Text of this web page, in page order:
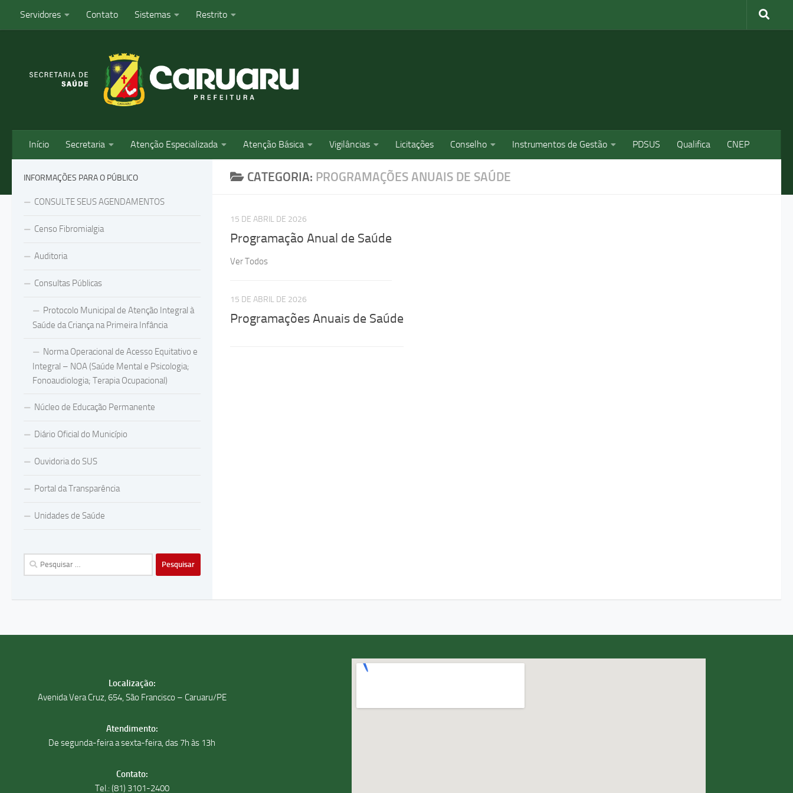
Skip to content
Servidores Contato Sistemas Restrito
Início Secretaria Atenção Especializada Atenção Básica Vigilâncias Licitações Conselho Instrumentos de Gestão PDSUS Qualifica CNEP
CATEGORIA: PROGRAMAÇÕES ANUAIS DE SAÚDE
15 DE ABRIL DE 2026
Programação Anual de Saúde
Ver Todos
15 DE ABRIL DE 2026
Programações Anuais de Saúde
INFORMAÇÕES PARA O PÚBLICO
CONSULTE SEUS AGENDAMENTOS
Censo Fibromialgia
Auditoria
Consultas Públicas
Protocolo Municipal de Atenção Integral à
Saúde da Criança na Primeira Infância
Norma Operacional de Acesso Equitativo e
Integral – NOA (Saúde Mental e Psicologia;
Fonoaudiologia; Terapia Ocupacional)
Núcleo de Educação Permanente
Diário Oficial do Município
Ouvidoria do SUS
Portal da Transparência
Unidades de Saúde
Pesquisar
por:
Localização:
Avenida Vera Cruz, 654, São Francisco – Caruaru/PE
Atendimento:
De segunda-feira a sexta-feira, das 7h às 13h
Contato:
Tel.: (81) 3101-2400